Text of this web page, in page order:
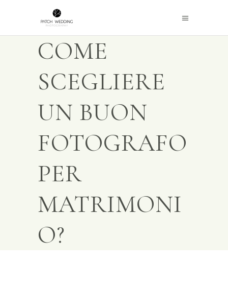
COME
SCEGLIERE
UN BUON
FOTOGRAFO
PER
MATRIMONI
O?